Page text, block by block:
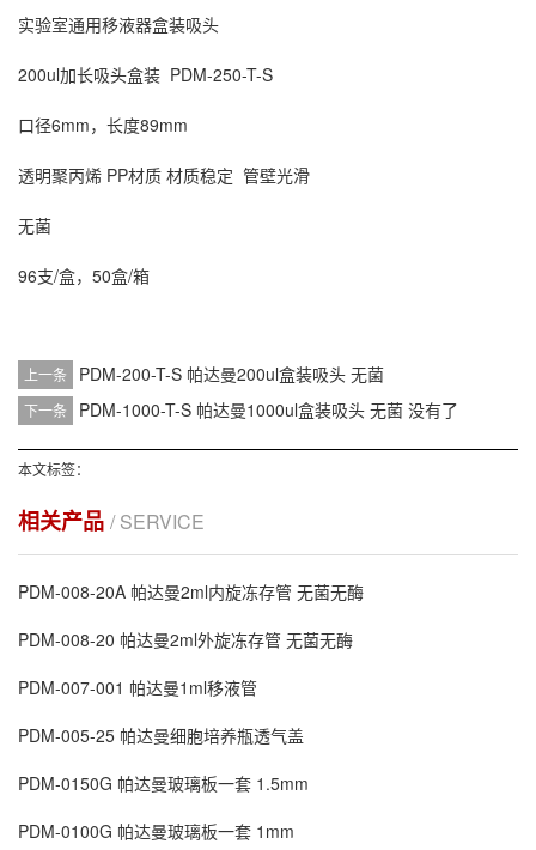
实验室通用移液器盒装吸头
200ul加长吸头盒装 PDM-250-T-S
口径6mm，长度89mm
透明聚丙烯 PP材质 材质稳定 管壁光滑
无菌
96支/盒，50盒/箱
上一条 PDM-200-T-S 帕达曼200ul盒装吸头 无菌
下一条 PDM-1000-T-S 帕达曼1000ul盒装吸头 无菌 没有了
本文标签：
相关产品 / SERVICE
PDM-008-20A 帕达曼2ml内旋冻存管 无菌无酶
PDM-008-20 帕达曼2ml外旋冻存管 无菌无酶
PDM-007-001 帕达曼1ml移液管
PDM-005-25 帕达曼细胞培养瓶透气盖
PDM-0150G 帕达曼玻璃板一套 1.5mm
PDM-0100G 帕达曼玻璃板一套 1mm